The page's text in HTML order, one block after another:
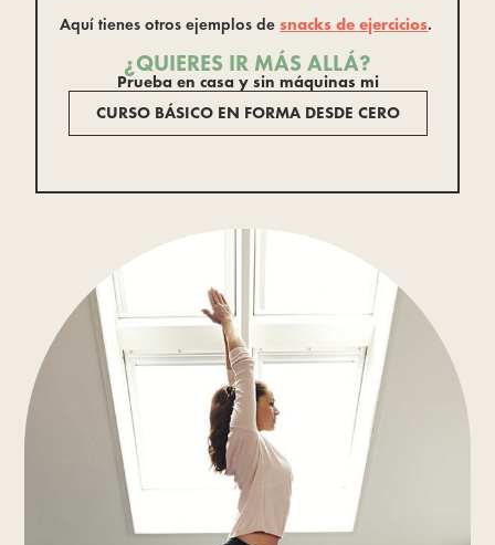
Aquí tienes otros ejemplos desnacks de ejercicios.
¿QUIERES IR MÁS ALLÁ?
Prueba en casa y sin máquinas mi
CURSO BÁSICO EN FORMA DESDE CERO